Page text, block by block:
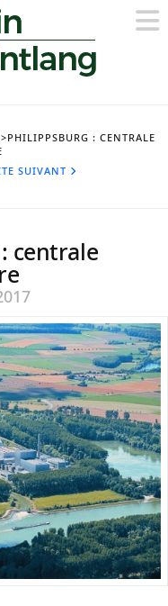
: CENTRALE
SUIVANT
centrale